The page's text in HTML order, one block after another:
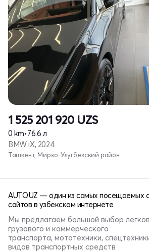
1 525 201 920 UZS
0 km•76.6 л
BMW iX, 2024
Ташкент, Мирзо-Улугбекский район
AUTO.UZ — один из самых посещаемых
сайтов в узбекском интернете
Мы предлагаем большой выбор
грузового и коммерческого
транспорта, мототехники,
видов транспортных средств